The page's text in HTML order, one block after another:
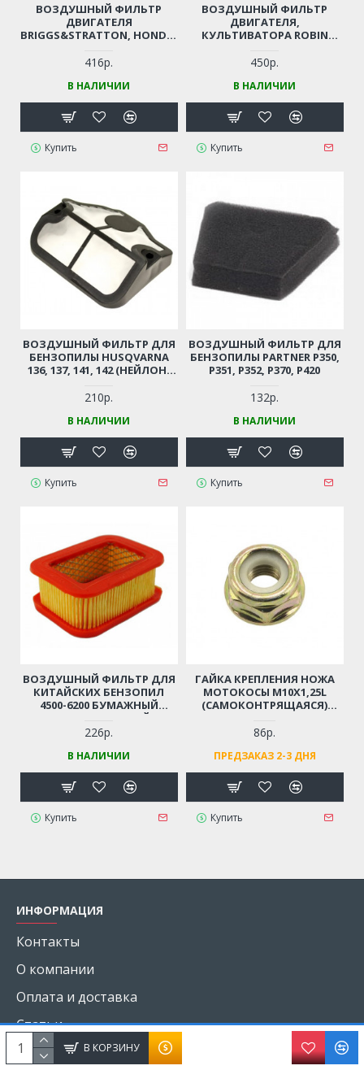
В КОРЗИНУ
ВОЗДУШНЫЙ ФИЛЬТР
ДВИГАТЕЛЯ
BRIGGS&STRATTON, HONDA,
МОТОКУЛЬТИВАТОРОВ,
ГАЗОНОКОСИЛОК
(131X112X21 ММ)
416р.
В НАЛИЧИИ
Купить
ВОЗДУШНЫЙ ФИЛЬТР
ДВИГАТЕЛЯ,
КУЛЬТИВАТОРА ROBIN
450р.
В НАЛИЧИИ
Купить
ВОЗДУШНЫЙ ФИЛЬТР ДЛЯ
БЕНЗОПИЛЫ HUSQVARNA
136, 137, 141, 142 (НЕЙЛОН)
210р.
В НАЛИЧИИ
Купить
ВОЗДУШНЫЙ ФИЛЬТР ДЛЯ
БЕНЗОПИЛЫ PARTNER P350,
P351, P352, P370, P420
132р.
В НАЛИЧИИ
Купить
ВОЗДУШНЫЙ ФИЛЬТР ДЛЯ
КИТАЙСКИХ БЕНЗОПИЛ
4500-6200 БУМАЖНЫЙ
ПРЯМОУГОЛЬНЫЙ
(74Х54Х28 ММ)
226р.
В НАЛИЧИИ
Купить
ГАЙКА КРЕПЛЕНИЯ НОЖА
МОТОКОСЫ М10Х1,25L
(САМОКОНТРЯЩАЯСЯ)
86р.
ПРЕДЗАКАЗ 2-3 ДНЯ
Купить
ИНФОРМАЦИЯ
Контакты
О компании
Оплата и доставка
Статьи
Обработка персональных данных